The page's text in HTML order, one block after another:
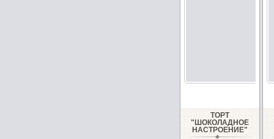
ТОРТ
"ШОКОЛАДНОЕ
НАСТРОЕНИЕ"